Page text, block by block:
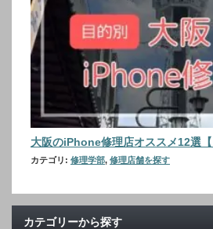
大阪のiPhone修理店オススメ12選【
カテゴリ: 修理学部, 修理店舗を探す
カテゴリーから探す